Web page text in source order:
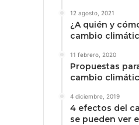
12 agosto, 2021
¿A quién y
cambio
11 febrero, 2020
Propuestas
cambio
4 diciembre, 2019
4 efectos del
se pueden ver